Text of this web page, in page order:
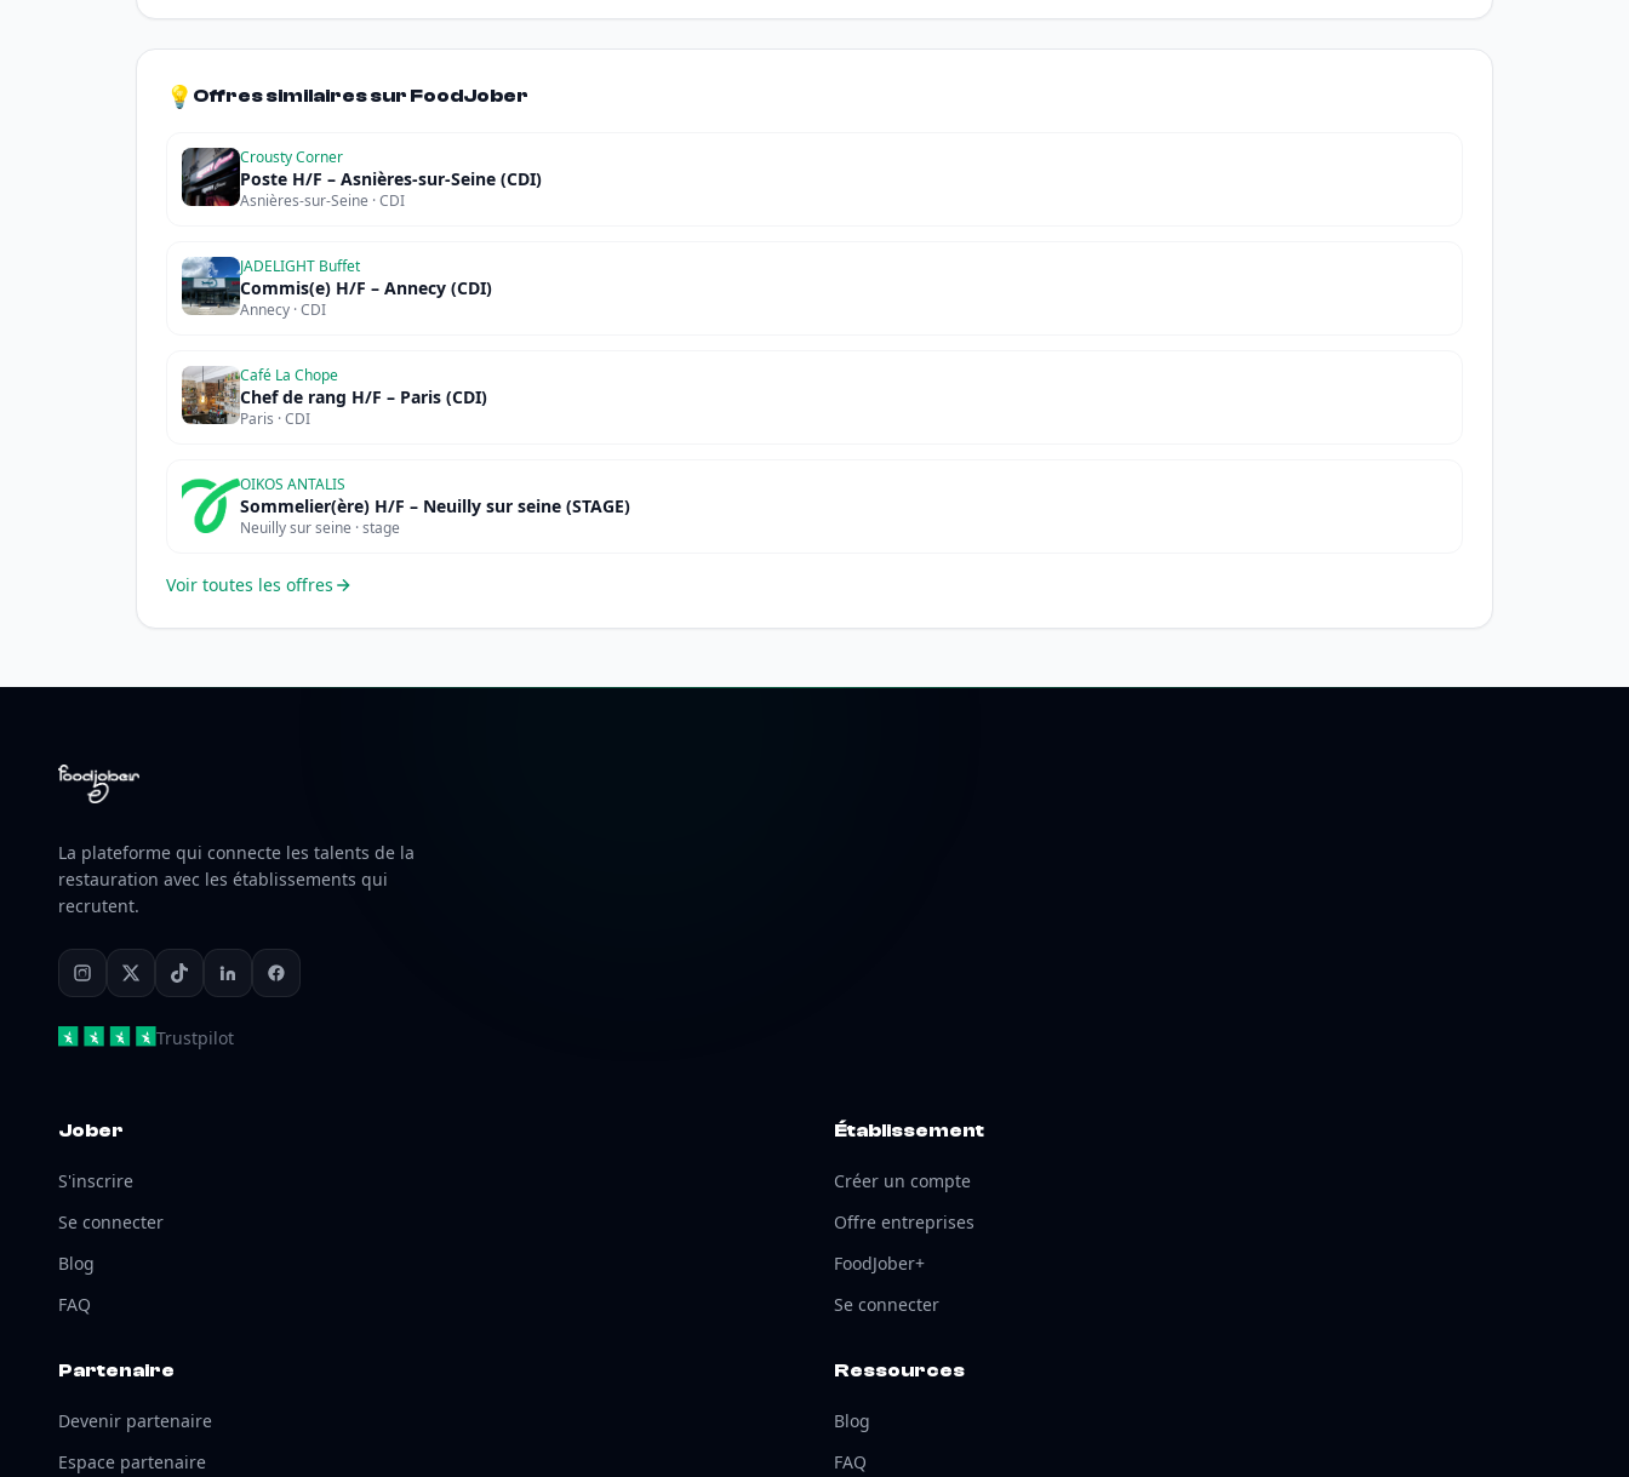
💡 Offres similaires sur FoodJober
Crousty Corner
Poste H/F – Asnières-sur-Seine (CDI)
Asnières-sur-Seine · CDI
JADELIGHT Buffet
Commis(e) H/F – Annecy (CDI)
Annecy · CDI
Café La Chope
Chef de rang H/F – Paris (CDI)
Paris · CDI
OIKOS ANTALIS
Sommelier(ère) H/F – Neuilly sur seine (STAGE)
Neuilly sur seine · stage
Voir toutes les offres
La plateforme qui connecte les talents de la
restauration avec les établissements qui
recrutent.
Trustpilot
Jober
S'inscrire
Se connecter
Blog
FAQ
Établissement
Créer un compte
Offre entreprises
FoodJober+
Se connecter
Partenaire
Devenir partenaire
Espace partenaire
Ressources
Blog
FAQ